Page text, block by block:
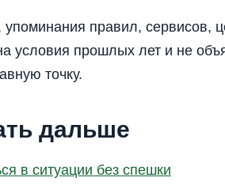
правил, сервисов,
условия прошлых лет и не
точку.
дальше
в ситуации без спешки